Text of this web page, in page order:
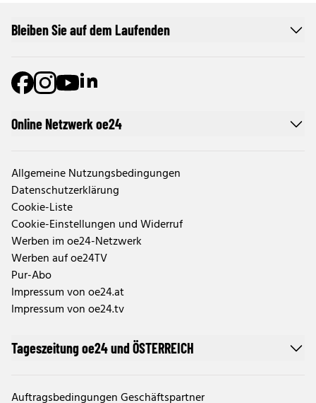
Online Netzwerk oe24
Allgemeine Nutzungsbedingungen
Datenschutzerklärung
Cookie-Liste
Cookie-Einstellungen und Widerruf
Werben im oe24-Netzwerk
Werben auf oe24TV
Pur-Abo
Impressum von oe24.at
Impressum von oe24.tv
Tageszeitung oe24 und ÖSTERREICH
Auftragsbedingungen Geschäftspartner
Bleiben Sie auf dem Laufenden